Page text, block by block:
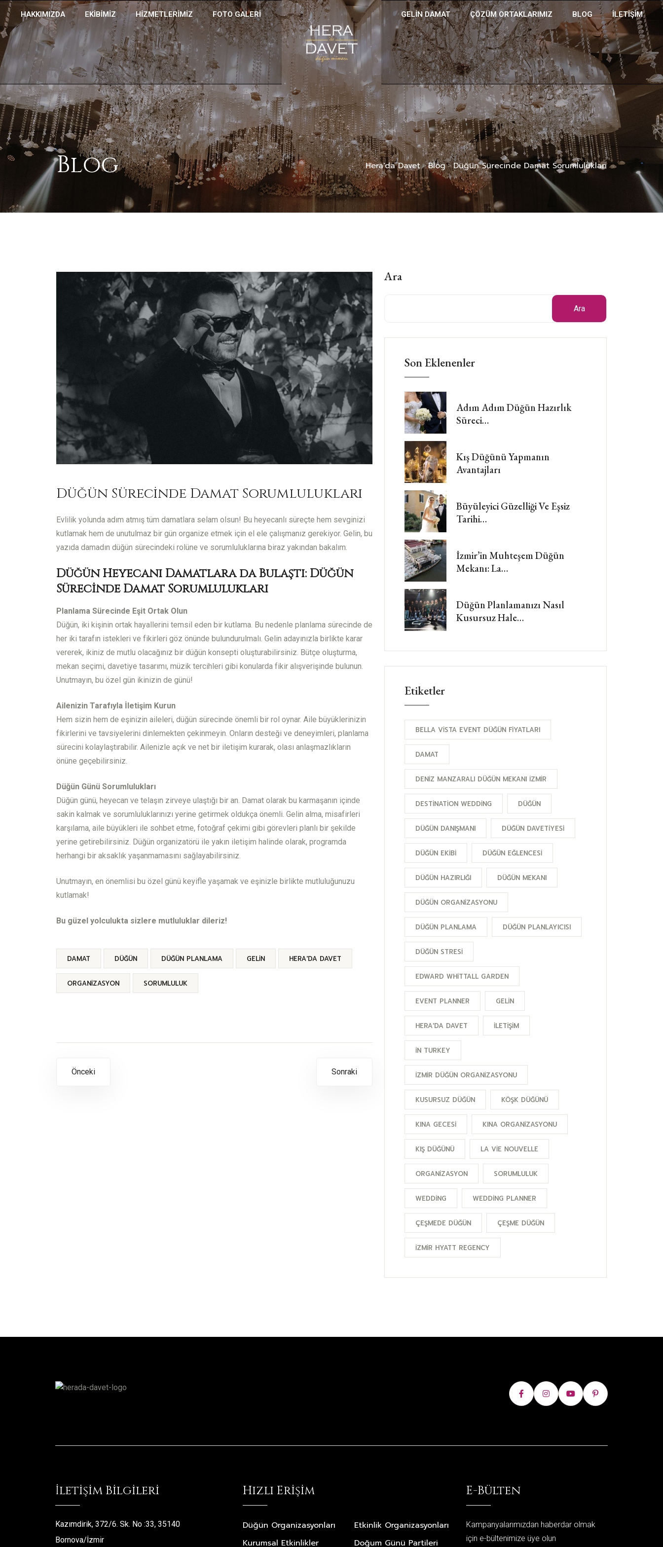
HAKKIMIZDA EKIBIMIZ HIZMETLERIMIZ FOTO GALERI GELIN DAMAT ÇÖZÜM ORTAKLARIMIZ BLOG İLETIŞIM
Blog Hera'da Davet>Blog>Düğün Sürecinde Damat Sorumlulukları
Düğün Sürecinde Damat Sorumlulukları
Evlilik yolunda adım atmış tüm damatlara selam olsun! Bu heyecanlı süreçte hem sevginizi
kutlamak hem de unutulmaz bir gün organize etmek için el ele çalışmanız gerekiyor. Gelin, bu
yazıda damadın düğün sürecindeki rolüne ve sorumluluklarına biraz yakından bakalım.
Düğün Heyecanı Damatlara da Bulaştı: Düğün
Sürecinde Damat Sorumlulukları
Planlama Sürecinde Eşit Ortak Olun
Düğün, iki kişinin ortak hayallerini temsil eden bir kutlama. Bu nedenle planlama sürecinde de
her iki tarafın istekleri ve fikirleri göz önünde bulundurulmalı. Gelin adayınızla birlikte karar
vererek, ikiniz de mutlu olacağınız bir düğün konsepti oluşturabilirsiniz. Bütçe oluşturma,
mekan seçimi, davetiye tasarımı, müzik tercihleri gibi konularda fikir alışverişinde bulunun.
Unutmayın, bu özel gün ikinizin de günü!
Ailenizin Tarafıyla İletişim Kurun
Hem sizin hem de eşinizin aileleri, düğün sürecinde önemli bir rol oynar. Aile büyüklerinizin
fikirlerini ve tavsiyelerini dinlemekten çekinmeyin. Onların desteği ve deneyimleri, planlama
sürecini kolaylaştırabilir. Ailenizle açık ve net bir iletişim kurarak, olası anlaşmazlıkların
önüne geçebilirsiniz.
Düğün Günü Sorumlulukları
Düğün günü, heyecan ve telaşın zirveye ulaştığı bir an. Damat olarak bu karmaşanın içinde
sakin kalmak ve sorumluluklarınızı yerine getirmek oldukça önemli. Gelin alma, misafirleri
karşılama, aile büyükleri ile sohbet etme, fotoğraf çekimi gibi görevleri planlı bir şekilde
yerine getirebilirsiniz. Düğün organizatörü ile yakın iletişim halinde olarak, programda
herhangi bir aksaklık yaşanmamasını sağlayabilirsiniz.
Unutmayın, en önemlisi bu özel günü keyifle yaşamak ve eşinizle birlikte mutluluğunuzu
kutlamak!
Bu güzel yolculukta sizlere mutluluklar dileriz!
DAMAT DÜĞÜN DÜĞÜN PLANLAMA GELIN HERA'DA DAVET
ORGANIZASYON SORUMLULUK
Önceki Sonraki
Ara
Ara
Son Eklenenler
Adım Adım Düğün Hazırlık
Süreci…
Kış Düğünü Yapmanın
Avantajları
Büyüleyici Güzelliği Ve Eşsiz
Tarihi…
İzmir’in Muhteşem Düğün
Mekanı: La…
Düğün Planlamanızı Nasıl
Kusursuz Hale…
Etiketler
BELLA VISTA EVENT DÜĞÜN FIYATLARI
DAMAT
DENIZ MANZARALI DÜĞÜN MEKANI İZMIR
DESTINATION WEDDING DÜĞÜN
DÜĞÜN DANIŞMANI DÜĞÜN DAVETIYESI
DÜĞÜN EKIBI DÜĞÜN EĞLENCESI
DÜĞÜN HAZIRLIĞI DÜĞÜN MEKANI
DÜĞÜN ORGANIZASYONU
DÜĞÜN PLANLAMA DÜĞÜN PLANLAYICISI
DÜĞÜN STRESI
EDWARD WHITTALL GARDEN
EVENT PLANNER GELIN
HERA'DA DAVET ILETIŞIM
IN TURKEY
IZMIR DÜĞÜN ORGANIZASYONU
KUSURSUZ DÜĞÜN KÖŞK DÜĞÜNÜ
KINA GECESI KINA ORGANIZASYONU
KIŞ DÜĞÜNÜ LA VIE NOUVELLE
ORGANIZASYON SORUMLULUK
WEDDING WEDDING PLANNER
ÇEŞMEDE DÜĞÜN ÇEŞME DÜĞÜN
İZMIR HYATT REGENCY
İletişim Bilgileri
Kazımdirik, 372/6. Sk. No :33, 35140
Bornova/İzmir
Hızlı Erişim
Düğün Organizasyonları
Etkinlik Organizasyonları
Kurumsal Etkinlikler
Doğum Günü Partileri
E-Bülten
Kampanyalarımızdan haberdar olmak
için e-bültenimize üye olun